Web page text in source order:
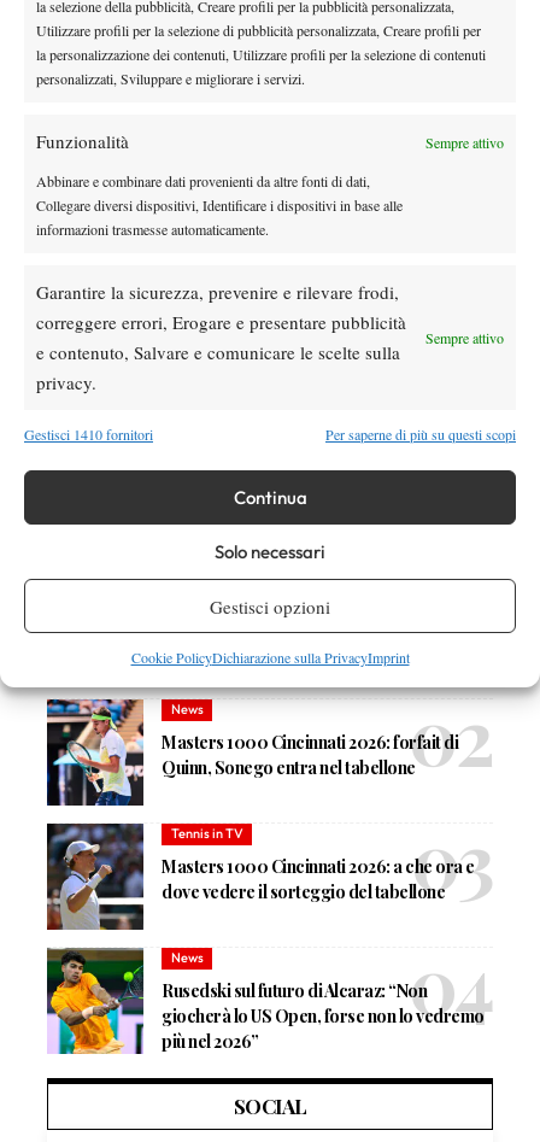
la selezione della pubblicità, Creare profili per la pubblicità personalizzata,
Utilizzare profili per la selezione di pubblicità personalizzata, Creare profili per
la personalizzazione dei contenuti, Utilizzare profili per la selezione di contenuti
personalizzati, Sviluppare e migliorare i servizi.
Funzionalità Sempre attivo
Abbinare e combinare dati provenienti da altre fonti di dati,
Collegare diversi dispositivi, Identificare i dispositivi in base alle
informazioni trasmesse automaticamente.
Garantire la sicurezza, prevenire e rilevare frodi,
correggere errori, Erogare e presentare pubblicità
e contenuto, Salvare e comunicare le scelte sulla
privacy.
Sempre attivo
Gestisci 1410 fornitori Per saperne di più su questi scopi
Continua
Solo necessari
Gestisci opzioni
Cookie PolicyDichiarazione sulla PrivacyImprint
Open Intesa Sanpaolo sulla piattaforma TicketOne
(https://www.ticketone.it/artist/piemonte-open-intesa-sanpaolo/),
con uno sconto del 20% sul singolo biglietto per i tesserati della
IL PIEMONTE OPEN INTESA SANPAOLO IN TV – Gli incontri
del Piemonte Open Intesa Sanpaolo saranno trasmessi in diretta e
in esclusiva sul canale della FITP, SuperTennis Tv (64 del digitale
terrestre, 224 di Sky), oltre che in streaming sul sito
TAGGED:
DI TENDENZA
Atp News
Masters 1000 Montreal 2026:
News
Masters 1000 Cincinnati 2026: forfait di
Quinn, Sonego entra nel tabellone
Tennis in TV
Masters 1000 Cincinnati 2026: a che ora e
dove vedere il sorteggio del tabellone
News
Rusedski sul futuro di Alcaraz: “Non
giocherà lo US Open, forse non lo vedremo
più nel 2026”
SOCIAL